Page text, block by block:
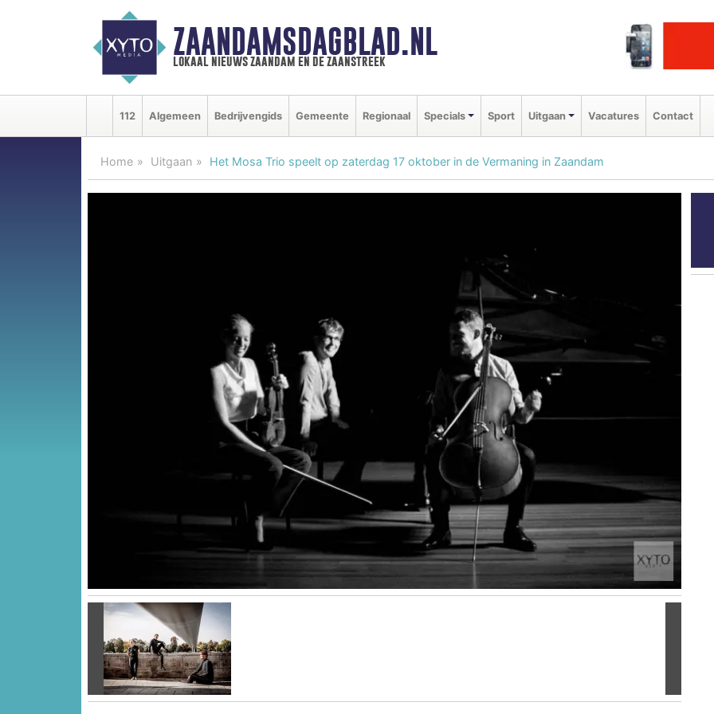
ZAANDAMSDAGBLAD.NL
lokaal nieuws zaandam en de zaanstreek
112 Algemeen Bedrijvengids Gemeente Regionaal Specials Sport Uitgaan Vacatures Contact
Home Uitgaan Het Mosa Trio speelt op zaterdag 17 oktober in de Vermaning in Zaandam
Vorige